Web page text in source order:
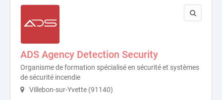
ADS Agency Detection Security
Organisme de formation spécialisé en sécurité et systèmes
de sécurité incendie
Villebon-sur-Yvette (91140)